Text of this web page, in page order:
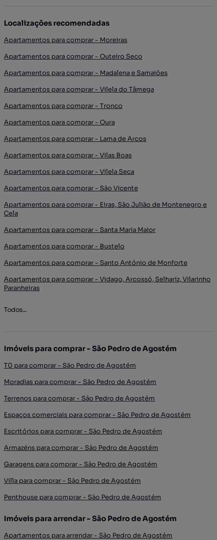
Localizações recomendadas
Apartamentos para comprar - Moreiras
Apartamentos para comprar - Outeiro Seco
Apartamentos para comprar - Madalena e Samaiões
Apartamentos para comprar - Vilela do Tâmega
Apartamentos para comprar - Tronco
Apartamentos para comprar - Oura
Apartamentos para comprar - Lama de Arcos
Apartamentos para comprar - Vilas Boas
Apartamentos para comprar - Vilela Seca
Apartamentos para comprar - São Vicente
Apartamentos para comprar - Eiras, São Julião de Montenegro e
Cela
Apartamentos para comprar - Santa Maria Maior
Apartamentos para comprar - Bustelo
Apartamentos para comprar - Santo António de Monforte
Apartamentos para comprar - Vidago, Arcossó, Selhariz, Vilarinho
Paranheiras
Todos...
Imóveis para comprar - São Pedro de Agostém
T0 para comprar - São Pedro de Agostém
Moradias para comprar - São Pedro de Agostém
Terrenos para comprar - São Pedro de Agostém
Espaços comerciais para comprar - São Pedro de Agostém
Escritórios para comprar - São Pedro de Agostém
Armazéns para comprar - São Pedro de Agostém
Garagens para comprar - São Pedro de Agostém
Villa para comprar - São Pedro de Agostém
Penthouse para comprar - São Pedro de Agostém
Imóveis para arrendar - São Pedro de Agostém
Apartamentos para arrendar - São Pedro de Agostém